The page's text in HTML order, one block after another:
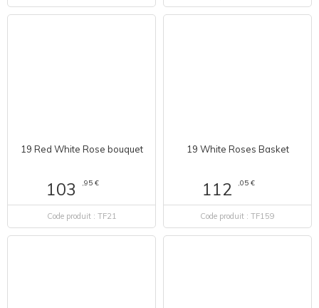
19 Red White Rose bouquet
103 ,95 €
Code produit : TF21
19 White Roses Basket
112 ,05 €
Code produit : TF159